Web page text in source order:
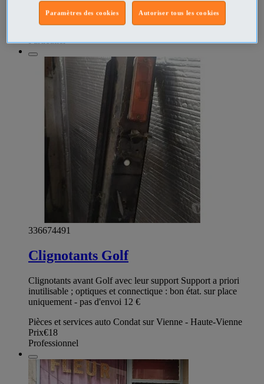
Particulier
336674491
Clignotants Golf
Clignotants avant Golf avec leur support Support a priori
inutilisable ; optiques et connectique : bon état. sur place
uniquement - pas d'envoi 12 €
Pièces et services auto Condat sur Vienne - Haute-Vienne
Prix€18
Professionnel
Autoriser tous les cookies
Paramètres des cookies